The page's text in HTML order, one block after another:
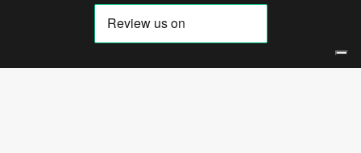
Arte Laguna Srl | P.I. 03845370265 | REA 303184 |Cookies Policy|Privacy Policy